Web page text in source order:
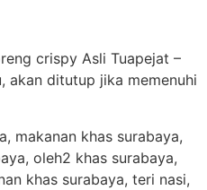
crispy Asli Tuapejat –
akan ditutup jika memenuhi